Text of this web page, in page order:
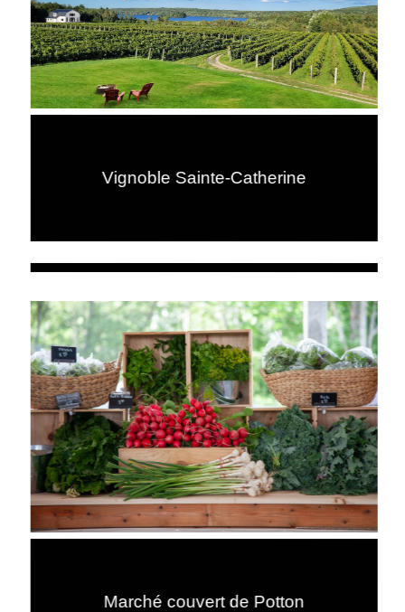
Vignoble Sainte-Catherine
Marché couvert de Potton